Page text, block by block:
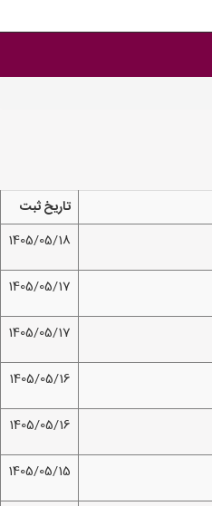
تاریخ ثبت
1405/05/18
1405/05/17
1405/05/17
1405/05/16
1405/05/16
1405/05/15